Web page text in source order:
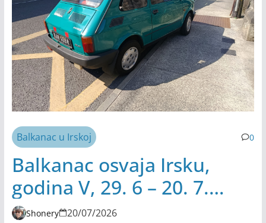
Balkanac u Irskoj 0
Balkanac osvaja Irsku,
godina V, 29. 6 – 20. 7.
2026.
Shonery 20/07/2026